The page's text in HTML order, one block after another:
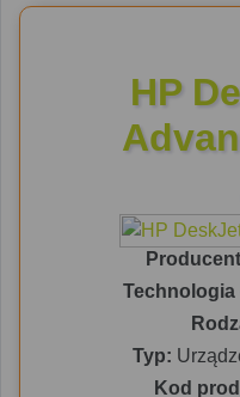
HP
Technologia
Typ:
Kod